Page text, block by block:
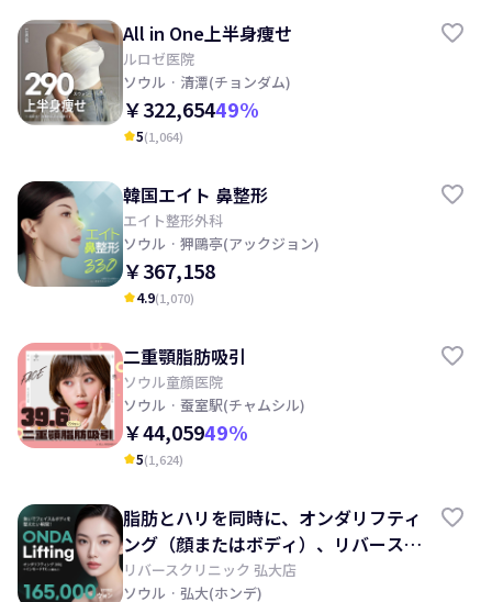
All in One上半身痩せ
ルロゼ医院
ソウル · 清潭(チョンダム)
￥322,65449%
kid_star5(1,064)
韓国エイト 鼻整形
エイト整形外科
ソウル · 狎鷗亭(アックジョン)
￥367,158
kid_star4.9(1,070)
二重顎脂肪吸引
ソウル童顔医院
ソウル · 蚕室駅(チャムシル)
￥44,05949%
kid_star5(1,624)
脂肪とハリを同時に、オンダリフティ
ング（顔またはボディ）、リバースク
リニック
リバースクリニック 弘大店
ソウル · 弘大(ホンデ)